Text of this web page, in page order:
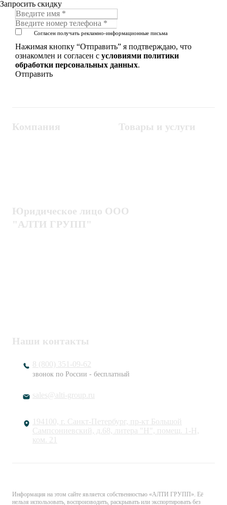
Запросить скидку
Согласен получать рекламно-информационные письма
Нажимая кнопку “Отправить” я подтверждаю, что
ознакомлен и согласен с условиями политики
обработки персональных данных.
Компания Товары и услуги
Юридическое лицо ООО
"АЛТИ ГРУПП"
Наши контакты
8 (800) 351-09-62
звонок по России - бесплатный
sales@alti-group.ru
194100, г. Санкт-Петербург, пр-кт Большой
Сампсониевский, д.68, литера "Н", помещ. 1-Н,
ком. 21
Информация на этом сайте является собственностью «АЛТИ ГРУПП». Её
нельзя использовать, воспроизводить, раскрывать или экспортировать без